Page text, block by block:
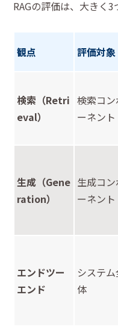
RAGの評価は、大きく3
観点 評価対象
検索（Retri
eval）
検索コン
ーネント
生成（Gene
ration）
生成コン
ーネント
エンドツー
エンド
システム
体